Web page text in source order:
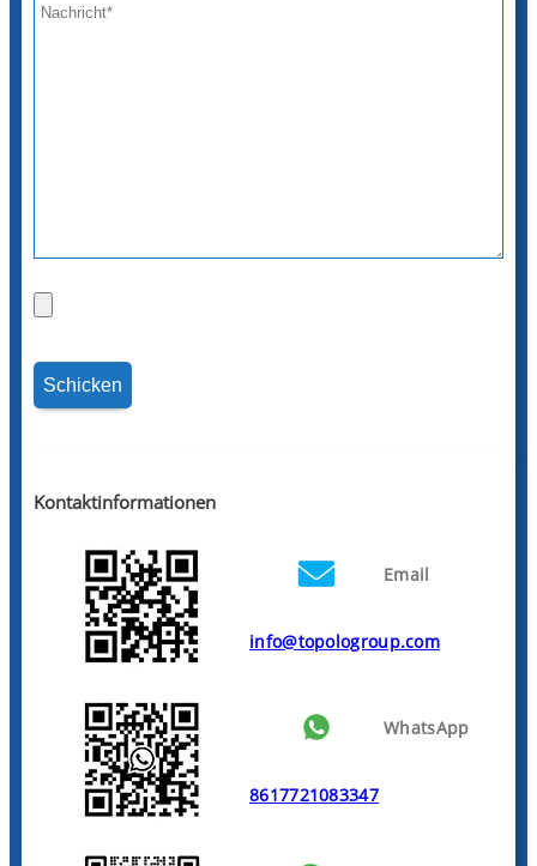
Kontaktinformationen
Email
info@topologroup.com
WhatsApp
8617721083347